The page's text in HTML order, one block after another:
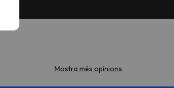
Mostra més opinions